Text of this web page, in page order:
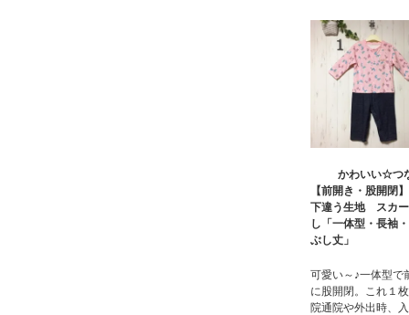
かわいい☆つ
【前開き・股開閉
下違う生地 スカ
し「一体型・長袖
ぶし丈」
可愛い～♪一体型で
に股開閉。これ１
院通院や外出時、